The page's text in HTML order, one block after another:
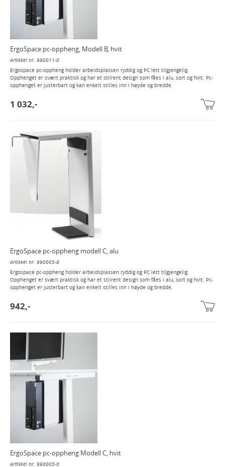
ErgoSpace pc-oppheng, Modell B, hvit
Artikkel nr. 990011-0
Ergospace pc-oppheng holder arbeidsplassen ryddig og PC lett tilgjengelig.
Opphenget er svært praktisk og har et stilrent design som fåes i alu, sort og hvit. Pc-
opphenget er justerbart og kan enkelt stilles inn i høyde og bredde.
1 032,-
ErgoSpace pc-oppheng modell C, alu
Artikkel nr. 990005-8
Ergospace pc-oppheng holder arbeidsplassen ryddig og PC lett tilgjengelig.
Opphenget er svært praktisk og har et stilrent design som fåes i alu, sort og hvit. Pc-
opphenget er justerbart og kan enkelt stilles inn i høyde og bredde.
942,-
ErgoSpace pc-oppheng Modell C, hvit
Artikkel nr. 990005-0